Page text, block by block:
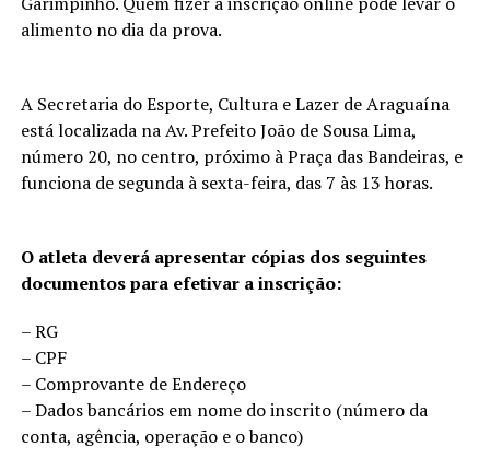
alimento no dia da prova.
A Secretaria do Esporte, Cultura e Lazer de Araguaína
está localizada na Av. Prefeito João de Sousa Lima,
número 20, no centro, próximo à Praça das Bandeiras, e
funciona de segunda à sexta-feira, das 7 às 13 horas.
O atleta deverá apresentar cópias dos seguintes
documentos para efetivar a inscrição:
– RG
– CPF
– Comprovante de Endereço
– Dados bancários em nome do inscrito (número da
conta, agência, operação e o banco)